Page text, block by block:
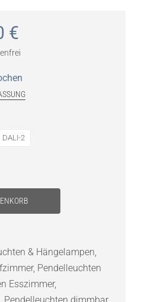
€
DALI-2
& Hängelampen,
, Pendelleuchten
Esszimmer,